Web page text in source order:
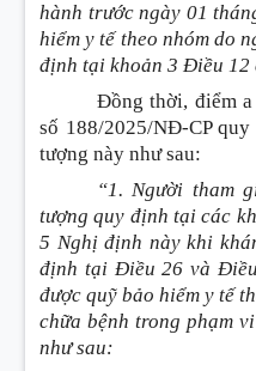
hành trước ngày 01
hiểm y tế theo nhóm do
định tại khoản 3 Điều 12
Đồng thời, điểm
số 188/2025/NĐ-CP
tượng này như sau:
“1. Người tham
tượng quy định tại các
5 Nghị định này khi
định tại Điều 26 và
được quỹ bảo hiểm y tế
chữa bệnh trong phạm
như sau: